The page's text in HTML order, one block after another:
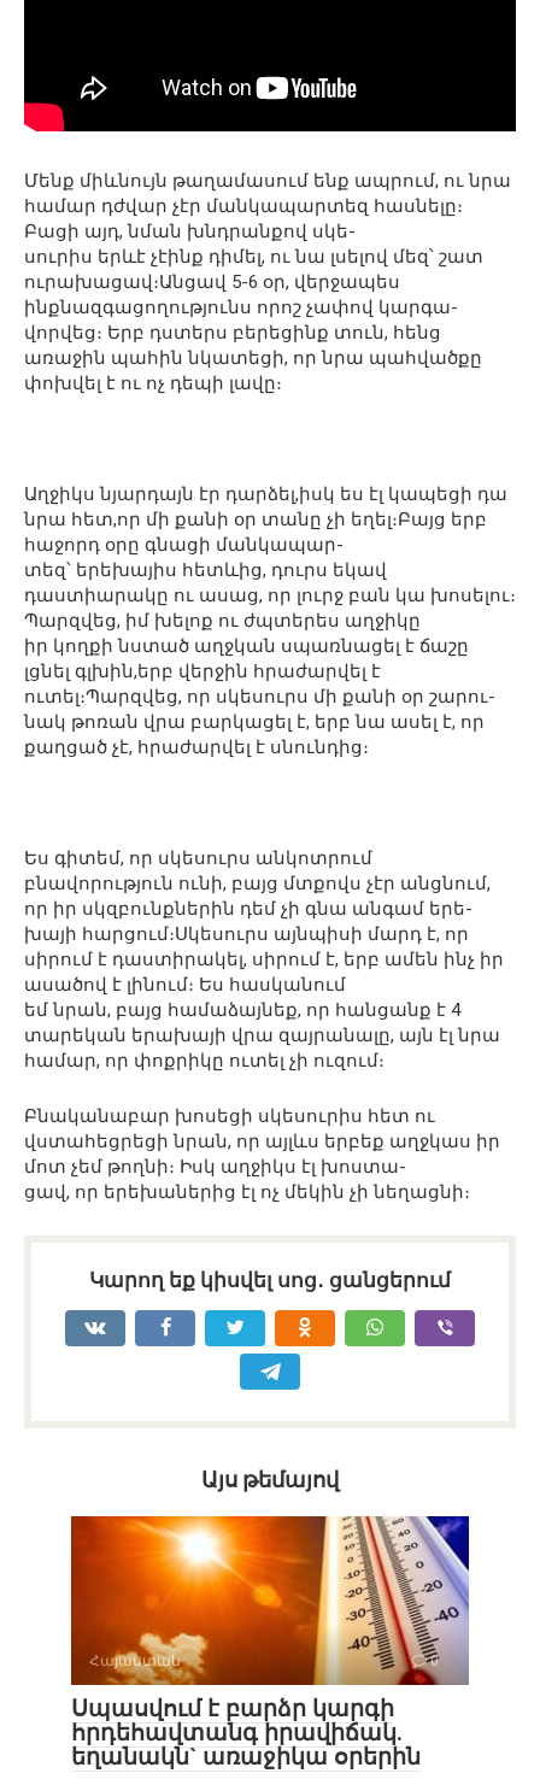
Մենք միևնույն թաղամասում ենք ապրում, ու նրա
համար դժվար չէր մանկապարտեզ հասնելը։
Բացի այդ, նման խնդրանքով սկե-
սուրիս երևէ չէինք դիմել, ու նա լսելով մեզ՝ շատ
ուրախացավ։Անցավ 5-6 օր, վերջապես
ինքնազգացողությունս որոշ չափով կարգա-
վորվեց։ Երբ դստերս բերեցինք տուն, հենց
առաջին պահին նկատեցի, որ նրա պահվածքը
փոխվել է ու ոչ դեպի լավը։
Աղջիկս նյարդայն էր դարձել,իսկ ես էլ կապեցի դա
նրա հետ,որ մի քանի օր տանը չի եղել։Բայց երբ
հաջորդ օրը գնացի մանկապար-
տեզ՝ երեխայիս հետևից, դուրս եկավ
դաստիարակը ու ասաց, որ լուրջ բան կա խոսելու։
Պարզվեց, իմ խելոք ու ժպտերես աղջիկը
իր կողքի նստած աղջկան սպառնացել է ճաշը
լցնել գլխին,երբ վերջին հրաժարվել է
ուտել։Պարզվեց, որ սկեսուրս մի քանի օր շարու-
նակ թոռան վրա բարկացել է, երբ նա ասել է, որ
քաղցած չէ, հրաժարվել է սնունդից։
Ես գիտեմ, որ սկեսուրս անկոտրում
բնավորություն ունի, բայց մտքովս չէր անցնում,
որ իր սկզբունքներին դեմ չի գնա անգամ երե-
խայի հարցում։Սկեսուրս այնպիսի մարդ է, որ
սիրում է դաստիրակել, սիրում է, երբ ամեն ինչ իր
ասածով է լինում։ Ես հասկանում
եմ նրան, բայց համաձայնեք, որ հանցանք է 4
տարեկան երախայի վրա զայրանալը, այն էլ նրա
համար, որ փոքրիկը ուտել չի ուզում։
Բնականաբար խոսեցի սկեսուրիս հետ ու
վստահեցրեցի նրան, որ այլևս երբեք աղջկաս իր
մոտ չեմ թողնի։ Իսկ աղջիկս էլ խոստա-
ցավ, որ երեխաներից էլ ոչ մեկին չի նեղացնի։
Կարող եք կիսվել սոց․ ցանցերում
Այս թեմայով
Հայաստան 0
Սպասվում է բարձր կարգի
հրդեհավտանգ իրավիճակ.
եղանակն` առաջիկա օրերին